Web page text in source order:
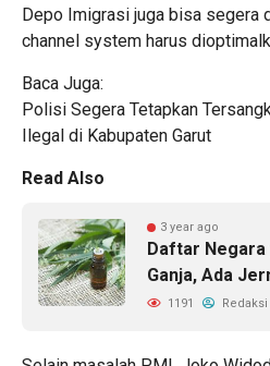
Depo Imigrasi juga bisa segera
channel system harus
Baca Juga:
Polisi Segera Tetapkan
Ilegal di Kabupaten Garut
Read Also
3 year ago
Daftar
Ganja, Ada
1191